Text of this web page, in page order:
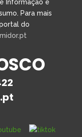
Informação e
Para mais
do